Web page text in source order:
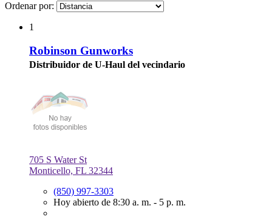
Ordenar por:
1
Robinson Gunworks
Distribuidor de U-Haul del vecindario
705 S Water St
Monticello, FL 32344
(850) 997-3303
Hoy abierto de 8:30 a. m. - 5 p. m.